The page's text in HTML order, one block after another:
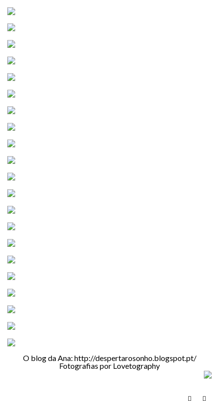
O blog da Ana: http://despertarosonho.blogspot.pt/
Fotografias por Lovetography